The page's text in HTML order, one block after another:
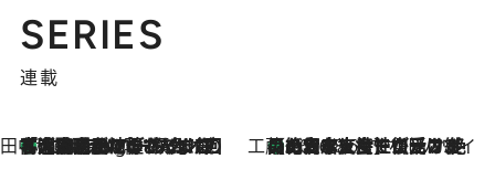
SERIES
連載
田中稲の勝手に再ブーム
1 Hour Ago
「湘南乃風に憧れて」観客大盛上がりの“タオル回し”に、ラッパー顔負けの高速歌唱まで…さだまさし（74）のアグレッシブすぎる現在地 工藤まやのおもてなしハワイ
2026.8.6
【ハワイ土産】ローカルの絶大な支持で復活！ 絶品の幻クッキー《元ファンの日本人女性が受け継いだ名店》